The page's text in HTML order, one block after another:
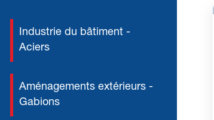
Industrie du bâtiment -
Aciers
Aménagements extérieurs -
Gabions